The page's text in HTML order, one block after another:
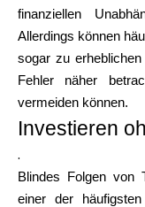
finanziellen
Allerdings können
sogar zu
Fehler näher
vermeiden können.
Investieren
.
Blindes Folgen von
einer der